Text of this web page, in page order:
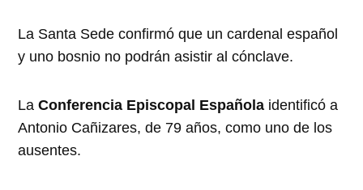
La Santa Sede confirmó que un cardenal español
y uno bosnio no podrán asistir al cónclave.
LaConferencia Episcopal Española identificó a
Antonio Cañizares, de 79 años, como uno de los
ausentes.